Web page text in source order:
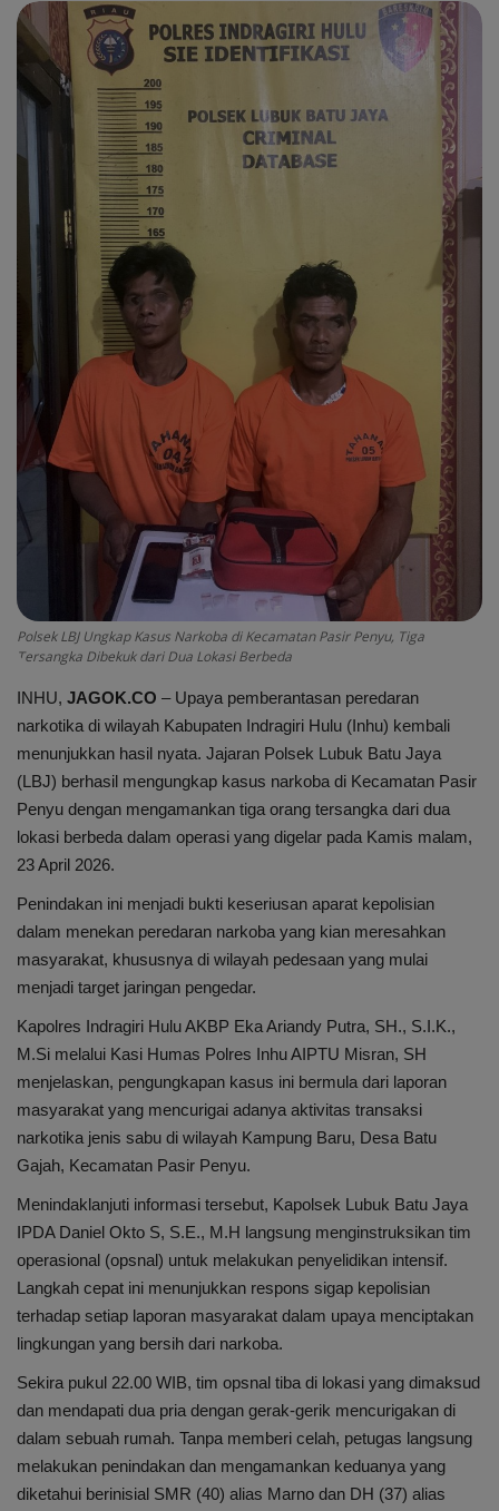
Peristiwa
Daerah
Pemerintah
Pemilu
Kriminal
Olahraga
Opini
Budaya
Internasional
Ekonomi
Nasional
Pendidikan
Kesehatan
Polsek LBJ Ungkap Kasus Narkoba di Kecamatan Pasir Penyu, Tiga
Tersangka Dibekuk dari Dua Lokasi Berbeda
INHU, JAGOK.CO – Upaya pemberantasan peredaran
narkotika di wilayah Kabupaten Indragiri Hulu (Inhu) kembali
menunjukkan hasil nyata. Jajaran Polsek Lubuk Batu Jaya
(LBJ) berhasil mengungkap kasus narkoba di Kecamatan Pasir
Penyu dengan mengamankan tiga orang tersangka dari dua
lokasi berbeda dalam operasi yang digelar pada Kamis malam,
23 April 2026.
Penindakan ini menjadi bukti keseriusan aparat kepolisian
dalam menekan peredaran narkoba yang kian meresahkan
masyarakat, khususnya di wilayah pedesaan yang mulai
menjadi target jaringan pengedar.
Kapolres Indragiri Hulu AKBP Eka Ariandy Putra, SH., S.I.K.,
M.Si melalui Kasi Humas Polres Inhu AIPTU Misran, SH
menjelaskan, pengungkapan kasus ini bermula dari laporan
masyarakat yang mencurigai adanya aktivitas transaksi
narkotika jenis sabu di wilayah Kampung Baru, Desa Batu
Gajah, Kecamatan Pasir Penyu.
Menindaklanjuti informasi tersebut, Kapolsek Lubuk Batu Jaya
IPDA Daniel Okto S, S.E., M.H langsung menginstruksikan tim
operasional (opsnal) untuk melakukan penyelidikan intensif.
Langkah cepat ini menunjukkan respons sigap kepolisian
terhadap setiap laporan masyarakat dalam upaya menciptakan
lingkungan yang bersih dari narkoba.
Sekira pukul 22.00 WIB, tim opsnal tiba di lokasi yang dimaksud
dan mendapati dua pria dengan gerak-gerik mencurigakan di
dalam sebuah rumah. Tanpa memberi celah, petugas langsung
melakukan penindakan dan mengamankan keduanya yang
diketahui berinisial SMR (40) alias Marno dan DH (37) alias